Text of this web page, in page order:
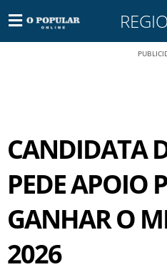
CANDIDATA
PEDE APOIO
GANHAR O
2026